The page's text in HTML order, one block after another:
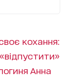
кохання:
Анна